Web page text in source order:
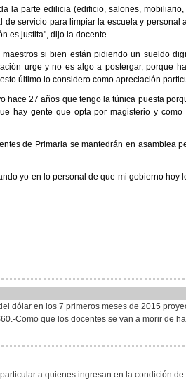
la parte edilicia (edificio, salones,
servicio para limpiar la escuela y personal
es justita", dijo la docente.
si bien están pidiendo un sueldo
urge y no es algo a postergar, porque
último lo considero como apreciación
hace 27 años que tengo la túnica puesta
hay gente que opta por magisterio y como
de Primaria se mantedrán en asamblea
yo en lo personal de que mi gobierno hoy
dólar en los 7 primeros meses de 2015
Como que los docentes se van a morir de
a quienes ingresan en la condición de